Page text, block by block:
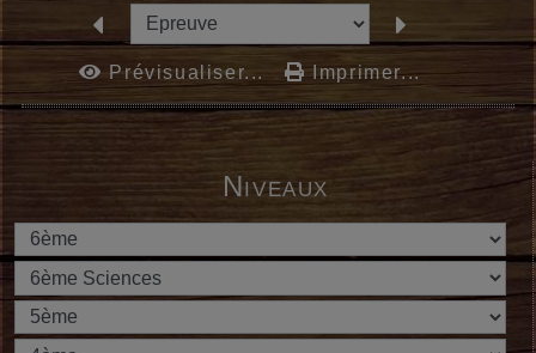
Niveaux
Prévisualiser... Imprimer...